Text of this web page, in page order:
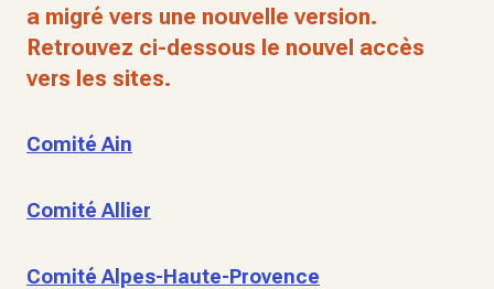
a migré vers une nouvelle version.
Retrouvez ci-dessous le nouvel accès
vers les sites.
Comité Ain
Comité Allier
Comité Alpes-Haute-Provence